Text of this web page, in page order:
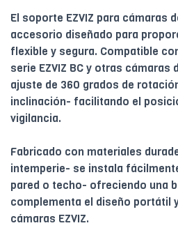
El soporte EZVIZ para cámaras
accesorio diseñado para
flexible y segura. Compatible
serie EZVIZ BC y otras cámaras
ajuste de 360 grados de
inclinación- facilitando el
vigilancia.
Fabricado con materiales
intemperie- se instala
pared o techo- ofreciendo una
complementa el diseño portátil
cámaras EZVIZ.